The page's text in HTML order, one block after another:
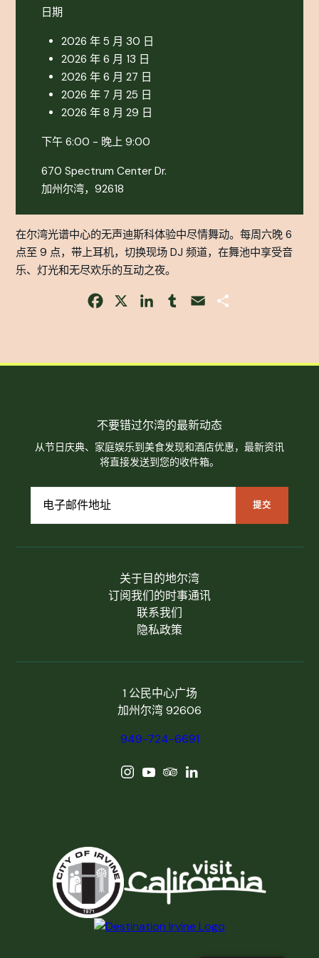
日期
2026 年 5 月 30 日
2026 年 6 月 13 日
2026 年 6 月 27 日
2026 年 7 月 25 日
2026 年 8 月 29 日
下午 6:00 - 晚上 9:00
670 Spectrum Center Dr.
加州尔湾，92618
在尔湾光谱中心的无声迪斯科体验中尽情舞动。每周六晚 6
点至 9 点，带上耳机，切换现场 DJ 频道，在舞池中享受音
乐、灯光和无尽欢乐的互动之夜。
Facebook LinkedInTumblrEmail
关于目的地尔湾
订阅我们的时事通讯
联系我们
隐私政策
1 公民中心广场
加州尔湾 92606
949-724-6691
不要错过尔湾的最新动态
从节日庆典、家庭娱乐到美食发现和酒店优惠，最新资讯
将直接发送到您的收件箱。